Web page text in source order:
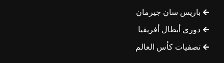
باريس سان جيرمان
دوري أبطال أفريقيا
تصفيات كأس العالم